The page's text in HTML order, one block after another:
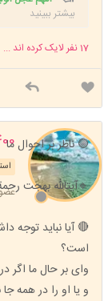
بیشتر ببینید
17نفر لایک کرده اند ...
🟢 ناظر بر احوال ما
🔹آیتالله بهجت
🔴 آیا نباید توجه
است؟
وای بر حال ما اگر در
و یا او را در همه جا